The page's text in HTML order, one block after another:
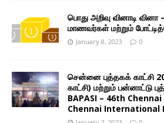
பொது அறிவு வினாடி வினா
மாணவர்கள் மற்றும்
January 8, 2023 0
சென்னை புத்தகக் காட்சி
காட்சி) மற்றும் பன்னாட்டு
BAPASI – 46th
Chennai International